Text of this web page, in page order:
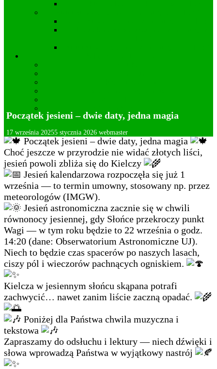
Deklaracja dostępności
Początek jesieni – dwie daty, jedna magia
17 września 20255 stycznia 2026 webmaster
Początek jesieni – dwie daty, jedna magia
Choć jeszcze w przyrodzie nie widać złotych liści,
jesień powoli zbliża się do Kielczy
Jesień kalendarzowa rozpoczęła się już 1
września — to termin umowny, stosowany np. przez
meteorologów (IMGW).
Jesień astronomiczna zacznie się w chwili
równonocy jesiennej, gdy Słońce przekroczy punkt
Wagi — w tym roku będzie to 22 września o godz.
14:20 (dane: Obserwatorium Astronomiczne UJ).
Niech to będzie czas spacerów po naszych lasach,
ciszy pól i wieczorów pachnących ogniskiem.
Kielcza w jesiennym słońcu skąpana potrafi
zachwycić… nawet zanim liście zaczną opadać.
Poniżej dla Państwa chwila muzyczna i
tekstowa
Zapraszamy do odsłuchu i lektury — niech dźwięki i
słowa wprowadzą Państwa w wyjątkowy nastrój